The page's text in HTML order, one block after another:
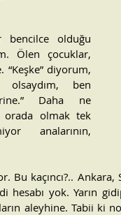
olduğu
Ölen çocuklar,
diyorum,
ben
Daha ne
orada olmak tek
analarının,
Bu kaçıncı?.. Ankara,
hesabı yok. Yarın
aleyhine. Tabii ki